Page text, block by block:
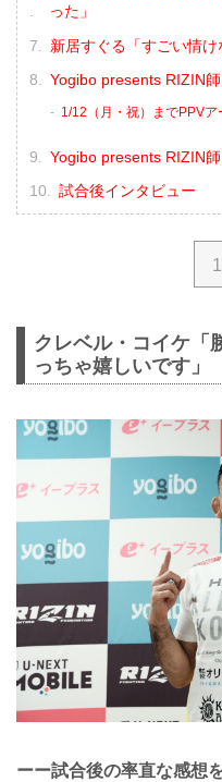
った」
新居すぐる「すごい情け
Yogibo presents RIZIN
1/12（月・祝）までPPVア
Yogibo presents RIZIN
試合後インタビュー
1
クレベル・コイケ「
っちゃ嬉しいです」
ーー試合後の率直な感想